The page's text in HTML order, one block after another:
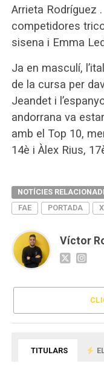
Arrieta Rodríguez
competidores
sisena i Emma
Ja en masculí,
de la cursa per
Jeandet i
andorrana va
amb el Top 10,
14è i Àlex Rius,
NOTÍCIES
FAE
PORTADA
Víctor
TITULARS